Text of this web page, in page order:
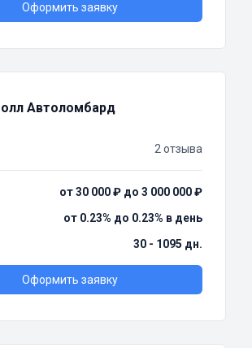
Оформить заявку
Автоломбард
2 отзыва
от 30 000 ₽ до 3 000 000 ₽
от 0.23% до 0.23% в день
30 - 1095 дн.
Оформить заявку